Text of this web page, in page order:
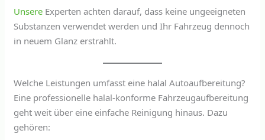
Unsere Experten achten darauf, dass keine ungeeigneten
Substanzen verwendet werden und Ihr Fahrzeug dennoch
in neuem Glanz erstrahlt.
Welche Leistungen umfasst eine halal Autoaufbereitung?
Eine professionelle halal-konforme Fahrzeugaufbereitung
geht weit über eine einfache Reinigung hinaus. Dazu
gehören: